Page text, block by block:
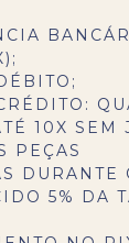
10X SEM
PEÇAS
DURANTE
5% DA